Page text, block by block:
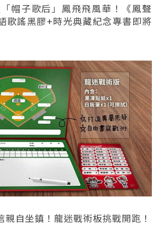
帽子歌后」鳳飛飛風華！《鳳聲
歌謠黑膠+時光典藏紀念專書即將
親自坐鎮！龍迷戰術板挑戰開跑！